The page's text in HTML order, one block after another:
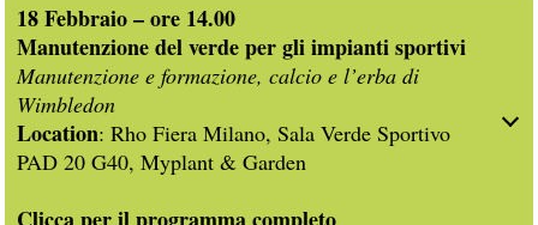
18 Febbraio – ore 14.00
Manutenzione del verde per gli impianti sportivi
Manutenzione e formazione, calcio e l’erba di
Wimbledon
Location: Rho Fiera Milano, Sala Verde Sportivo
PAD 20 G40, Myplant & Garden
Clicca per il programma completo